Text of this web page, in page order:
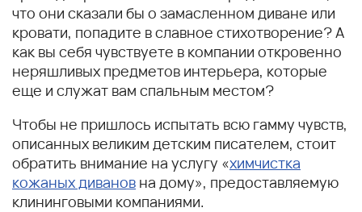
что они сказали бы о замасленном диване или
кровати, попадите в славное стихотворение? А
как вы себя чувствуете в компании откровенно
неряшливых предметов интерьера, которые
еще и служат вам спальным местом?
Чтобы не пришлось испытать всю гамму чувств,
описанных великим детским писателем, стоит
обратить внимание на услугу «химчистка
кожаных диванов на дому», предоставляемую
клининговыми компаниями.